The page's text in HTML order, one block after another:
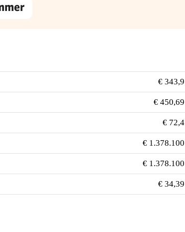
€ 343,9
€ 450,69
€ 72,4
€ 1.378.100
€ 1.378.100
€ 34,39